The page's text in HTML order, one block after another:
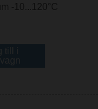
-10...120°C